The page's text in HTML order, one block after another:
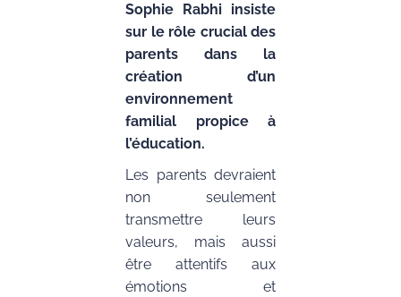
Sophie Rabhi insiste
sur le rôle crucial des
parents dans la
création d’un
environnement
familial propice à
l’éducation.
Les parents devraient
non seulement
transmettre leurs
valeurs, mais aussi
être attentifs aux
émotions et